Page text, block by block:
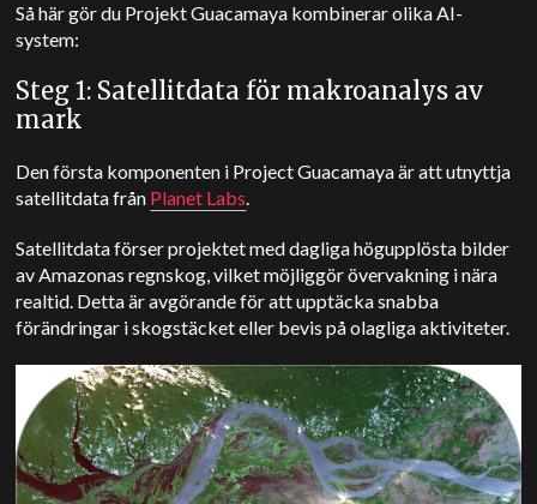
Så här gör du Projekt Guacamaya kombinerar olika AI-
system:
Steg 1: Satellitdata för makroanalys av
mark
Den första komponenten i Project Guacamaya är att utnyttja
satellitdata från Planet Labs.
Satellitdata förser projektet med dagliga högupplösta bilder
av Amazonas regnskog, vilket möjliggör övervakning i nära
realtid. Detta är avgörande för att upptäcka snabba
förändringar i skogstäcket eller bevis på olagliga aktiviteter.